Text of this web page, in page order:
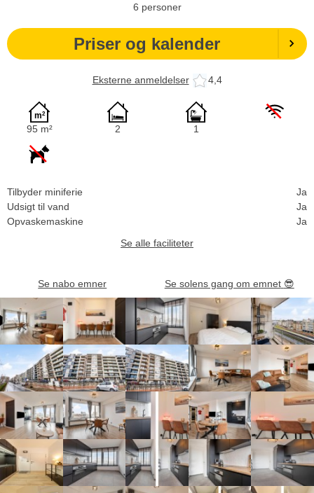
6 personer
Priser og kalender
Eksterne anmeldelser 4,4
95 m² 2 1
Tilbyder miniferie
Ja
Udsigt til vand
Ja
Opvaskemaskine
Ja
Se alle faciliteter
Se nabo emner Se solens gang om emnet 😎